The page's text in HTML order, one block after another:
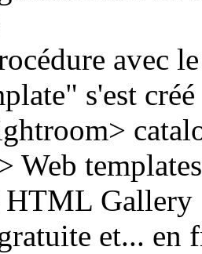
avec
s'est
Web
Gallery
et... en